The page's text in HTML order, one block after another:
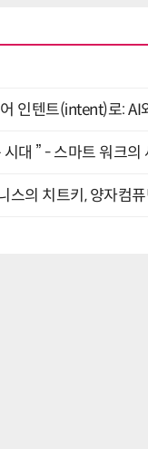
인텐트(intent)로:
시대 ” - 스마트 워크
스의 치트키, 양자컴